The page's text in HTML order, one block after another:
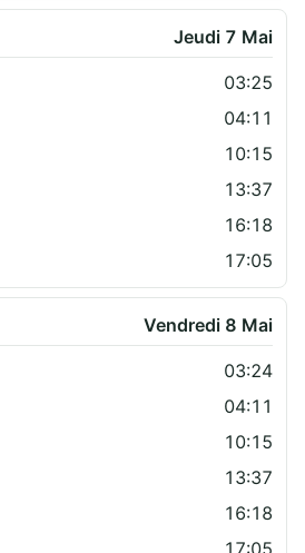
Jeudi 7 Mai
03:25
04:11
10:15
13:37
16:18
17:05
Vendredi 8 Mai
03:24
04:11
10:15
13:37
16:18